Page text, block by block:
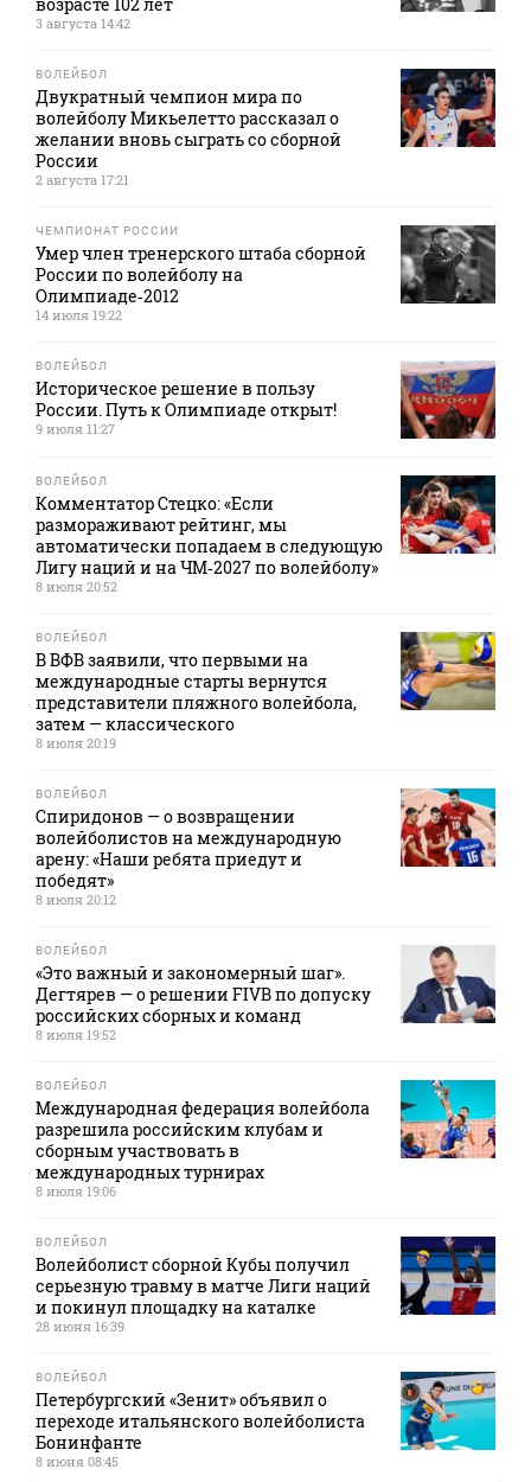
3 августа 14:42
ВОЛЕЙБОЛ
Двукратный чемпион мира по
волейболу Микьелетто рассказал о
желании вновь сыграть со сборной
России
2 августа 17:21
ЧЕМПИОНАТ РОССИИ
Умер член тренерского штаба сборной
России по волейболу на
Олимпиаде‑2012
14 июля 19:22
ВОЛЕЙБОЛ
Историческое решение в пользу
России. Путь к Олимпиаде открыт!
9 июля 11:27
ВОЛЕЙБОЛ
Комментатор Стецко: «Если
размораживают рейтинг, мы
автоматически попадаем в следующую
Лигу наций и на ЧМ‑2027 по волейболу»
8 июля 20:52
ВОЛЕЙБОЛ
В ВФВ заявили, что первыми на
международные старты вернутся
представители пляжного волейбола,
затем — классического
8 июля 20:19
ВОЛЕЙБОЛ
Спиридонов — о возвращении
волейболистов на международную
арену: «Наши ребята приедут и
победят»
8 июля 20:12
ВОЛЕЙБОЛ
«Это важный и закономерный шаг».
Дегтярев — о решении FIVB по допуску
российских сборных и команд
8 июля 19:52
ВОЛЕЙБОЛ
Международная федерация волейбола
разрешила российским клубам и
сборным участвовать в
международных турнирах
8 июля 19:06
ВОЛЕЙБОЛ
Волейболист сборной Кубы получил
серьезную травму в матче Лиги наций
и покинул площадку на каталке
28 июня 16:39
ВОЛЕЙБОЛ
Петербургский «Зенит» объявил о
переходе итальянского волейболиста
Бонинфанте
8 июня 08:45